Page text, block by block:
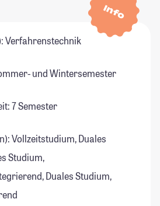
Info
Verfahrenstechnik
und Wintersemester
7 Semester
Vollzeitstudium, Duales
Studium,
Duales Studium,